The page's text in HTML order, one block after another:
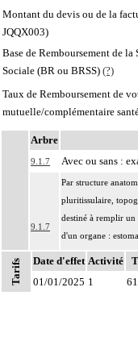
Montant du devis ou de la
JQQX003)
Base de Remboursement de la
Sociale (BR ou BRSS) (?)
Taux de Remboursement de
mutuelle/complémentaire
Arbre
9.1.7 Avec ou sans :
9.1.7
Par structure
pluritissulaire,
destiné à remplir
d'un organe :
d'une entité
d'une région
Tarifs Date d'effet Activité
01/01/2025 1